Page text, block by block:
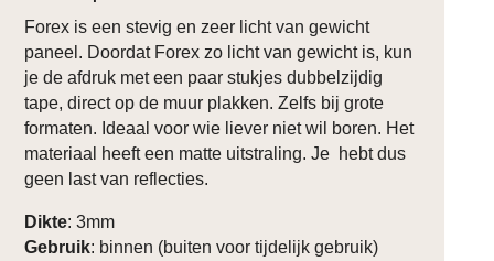
Forex is een stevig en zeer licht van gewicht
paneel. Doordat Forex zo licht van gewicht is, kun
je de afdruk met een paar stukjes dubbelzijdig
tape, direct op de muur plakken. Zelfs bij grote
formaten. Ideaal voor wie liever niet wil boren. Het
materiaal heeft een matte uitstraling. Je hebt dus
geen last van reflecties.
Dikte: 3mm
Gebruik: binnen (buiten voor tijdelijk gebruik)